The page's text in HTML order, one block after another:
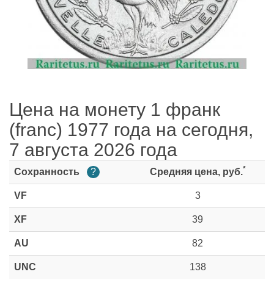
Цена на монету 1 франк
(franc) 1977 года на сегодня,
7 августа 2026 года
Сохранность ? Средняя цена, руб.*
VF 3
XF 39
AU 82
UNC 138